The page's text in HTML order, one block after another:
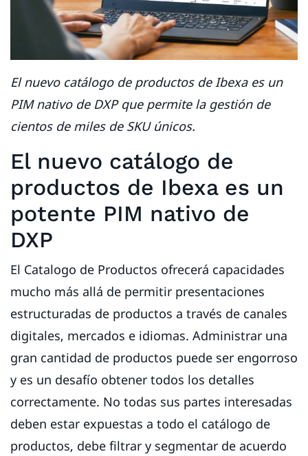
El nuevo catálogo de productos de Ibexa es un
PIM nativo de DXP que permite la gestión de
cientos de miles de SKU únicos.
El nuevo catálogo de
productos de Ibexa es un
potente PIM nativo de
DXP
El Catalogo de Productos ofrecerá capacidades
mucho más allá de permitir presentaciones
estructuradas de productos a través de canales
digitales, mercados e idiomas. Administrar una
gran cantidad de productos puede ser engorroso
y es un desafío obtener todos los detalles
correctamente. No todas sus partes interesadas
deben estar expuestas a todo el catálogo de
productos, debe filtrar y segmentar de acuerdo